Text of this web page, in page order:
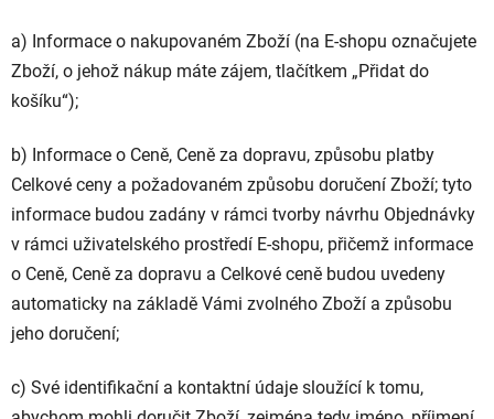
a) Informace o nakupovaném Zboží (na E-shopu označujete
Zboží, o jehož nákup máte zájem, tlačítkem „Přidat do
košíku“);
b) Informace o Ceně, Ceně za dopravu, způsobu platby
Celkové ceny a požadovaném způsobu doručení Zboží; tyto
informace budou zadány v rámci tvorby návrhu Objednávky
v rámci uživatelského prostředí E-shopu, přičemž informace
o Ceně, Ceně za dopravu a Celkové ceně budou uvedeny
automaticky na základě Vámi zvolného Zboží a způsobu
jeho doručení;
c) Své identifikační a kontaktní údaje sloužící k tomu,